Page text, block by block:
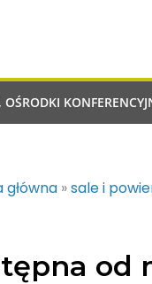
OŚRODKI
główna »sale i
od